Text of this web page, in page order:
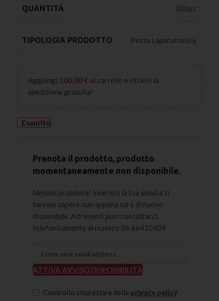
QUANTITÀ 100pz
TIPOLOGIA PRODOTTO Pezza Laparatomica
Aggiungi 100,00€ al carrello e ottieni la
spedizione gratuita!
Esaurito
Prenota il prodotto, prodotto
momentaneamente non disponibile.
Nessun problema! Inserisci la tua email e ti
faremo sapere non appena sarà di nuovo
disponibile. Altrimenti puoi contattarci
telefonicamente al numero 06 66410409
ATTIVA AVVISO DISPONIBILITÀ
Controllo sicurezza e della privacy policy